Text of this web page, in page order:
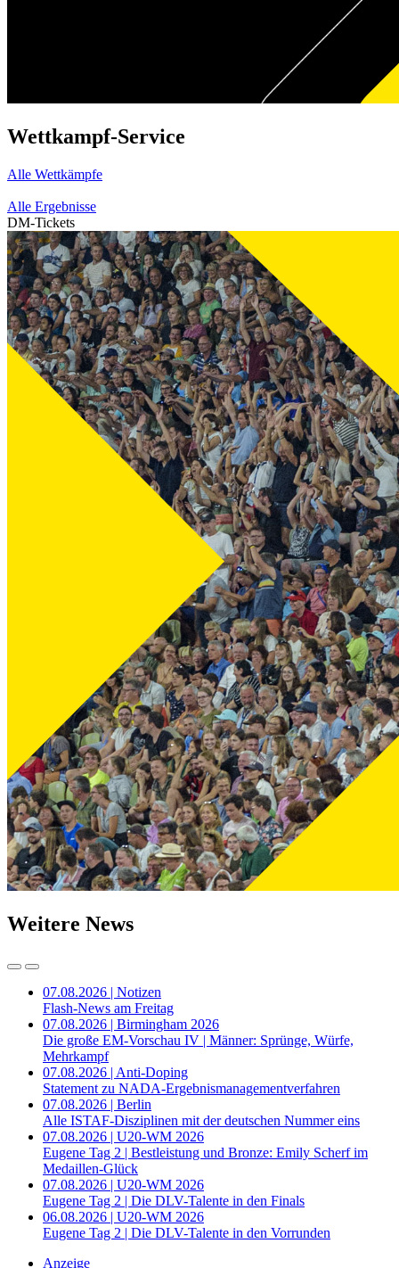
Wettkampf-Service
Alle Wettkämpfe
Alle Ergebnisse
DM-Tickets
Weitere News
07.08.2026 | Notizen
Flash-News am Freitag
07.08.2026 | Birmingham 2026
Die große EM-Vorschau IV | Männer: Sprünge, Würfe,
Mehrkampf
07.08.2026 | Anti-Doping
Statement zu NADA-Ergebnismanagementverfahren
07.08.2026 | Berlin
Alle ISTAF-Disziplinen mit der deutschen Nummer eins
07.08.2026 | U20-WM 2026
Eugene Tag 2 | Bestleistung und Bronze: Emily Scherf im
Medaillen-Glück
07.08.2026 | U20-WM 2026
Eugene Tag 2 | Die DLV-Talente in den Finals
06.08.2026 | U20-WM 2026
Eugene Tag 2 | Die DLV-Talente in den Vorrunden
Anzeige